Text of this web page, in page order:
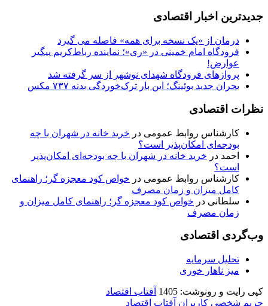
جدیدترین اخبار اقتصادی
درمان از «یک نسخه برای همه» فاصله می گیرد
فرودگاه امام خمینی در «ری»؛ نماینده رباط‌کریم پیگیر
عوارض!
پروازهای فرودگاه شهدای نوشهر از سر گرفته شد
بحران جدید بوئینگ؛ این بار ترک‌خوردگی بدنه ۷۳۷ مکس
نظرات اقتصادی
کارشناس روابط عمومی در خرید خانه در شهران با چه
بودجه‌ای امکان‌پذیر است؟
احمد در خرید خانه در شهران با چه بودجه‌ای امکان‌پذیر
است؟
کارشناس روابط عمومی در خواص کود معجزه گر؛ راهنمای
کامل میزان و زمان مصرف
سلطانی در خواص کود معجزه گر؛ راهنمای کامل میزان و
زمان مصرف
وب‌گردی اقتصادی
تحلیل سرمایه
میز ناهار خوری
کپی رایت و رونوشت: 1405
آفتاب اقتصاد
حریم شخصی کاربران آفتاب اقتصاد